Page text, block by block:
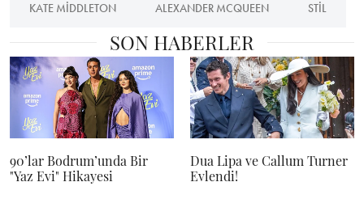
KATE MIDDLETON ALEXANDER MCQUEEN STIL
SON HABERLER
90’lar Bodrum’unda Bir
"Yaz Evi" Hikayesi
Dua Lipa ve Callum Turner
Evlendi!